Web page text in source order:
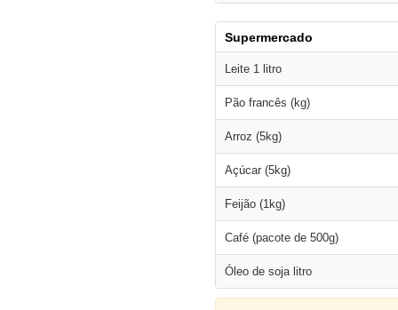
Supermercado
Leite 1 litro
Pão francês (kg)
Arroz (5kg)
Açúcar (5kg)
Feijão (1kg)
Café (pacote de 500g)
Óleo de soja litro